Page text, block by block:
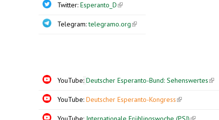
Twitter: Esperanto_D(link is
Telegram:telegramo.org(link is
YouTube: Deutscher Esperanto-Bund: Sehenswertes
YouTube: Deutscher Esperanto-Kongress(link is